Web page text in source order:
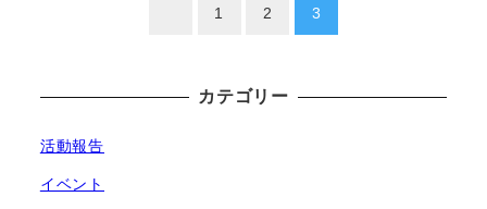
の
ペ
ー
1 2 3
カテゴリー
活動報告
イベント